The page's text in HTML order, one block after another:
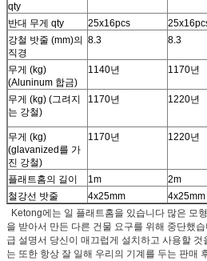
qty
반대 무게 qty 25x16pcs
강철 밧줄 (mm)의
직경
8.3 8.3
무게 (kg)
(Aluninum 합금)
1140년 1170년
무게 (kg) (그려지
는 강철)
1170년 1220년
무게 (kg)
(glavanized를 가
진 강철)
1170년 1220년
플래트홈의 길이 1m 2m
철강선 밧줄
4x25mm 4x25mm
Ketong에는 일 플래트홈을 있습니다 많은 모
을 받아서 만든 다른 건물 요구를 위해 중단했
급 설명서 당신이 매끄럽게 설치하고 사용할 것
는 또한 항상 잘 일해 우리의 기계를 두는 판매